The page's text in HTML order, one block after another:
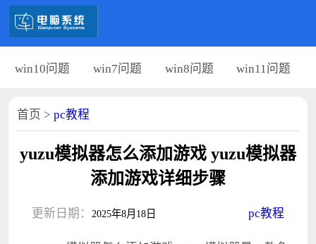
win10问题 win7问题 win8问题 win11问题
首页 > pc教程
yuzu模拟器怎么添加游戏 yuzu模拟器
添加游戏详细步骤
更新日期： 2025年8月18日 pc教程